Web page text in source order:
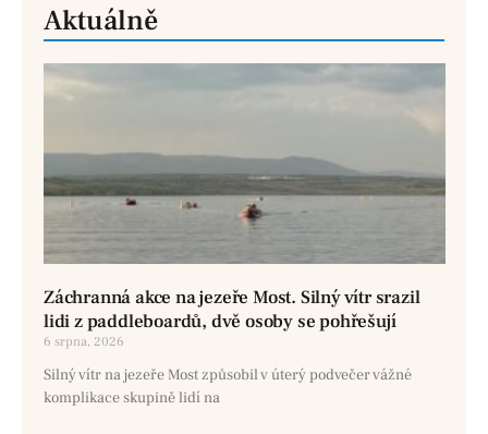
Aktuálně
Záchranná akce na jezeře Most. Silný vítr srazil
lidi z paddleboardů, dvě osoby se pohřešují
6 srpna, 2026
Silný vítr na jezeře Most způsobil v úterý podvečer vážné
komplikace skupině lidí na